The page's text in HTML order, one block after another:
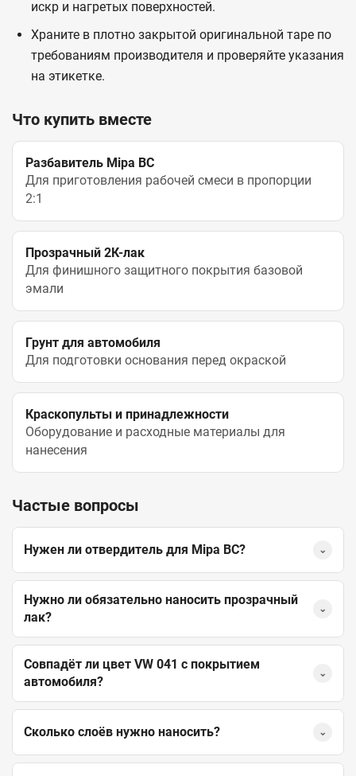
искр и нагретых поверхностей.
Храните в плотно закрытой оригинальной таре по
требованиям производителя и проверяйте указания
на этикетке.
Что купить вместе
Разбавитель Mipa BC
Для приготовления рабочей смеси в пропорции
2:1
Прозрачный 2К-лак
Для финишного защитного покрытия базовой
эмали
Грунт для автомобиля
Для подготовки основания перед окраской
Краскопульты и принадлежности
Оборудование и расходные материалы для
нанесения
Частые вопросы
Нужен ли отвердитель для Mipa BC? ⌄
Нужно ли обязательно наносить прозрачный
лак?
⌄
Совпадёт ли цвет VW 041 с покрытием
автомобиля?
⌄
Сколько слоёв нужно наносить? ⌄